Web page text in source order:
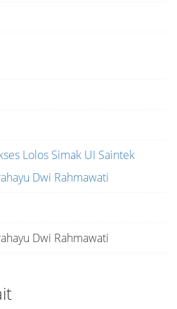
Lolos Simak UI Saintek
Dwi Rahmawati
Dwi Rahmawati